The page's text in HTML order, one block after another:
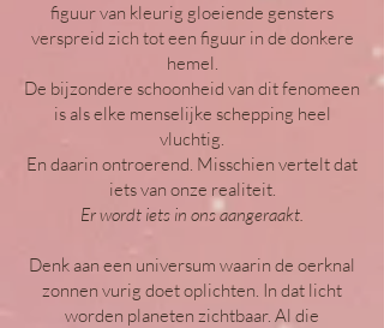
figuur van kleurig gloeiende gensters
verspreid zich tot een figuur in de donkere
hemel.
De bijzondere schoonheid van dit fenomeen
is als elke menselijke schepping heel
vluchtig.
En daarin ontroerend. Misschien vertelt dat
iets van onze realiteit.
Er wordt iets in ons aangeraakt.
Denk aan een universum waarin de oerknal
zonnen vurig doet oplichten. In dat licht
worden planeten zichtbaar. Al die